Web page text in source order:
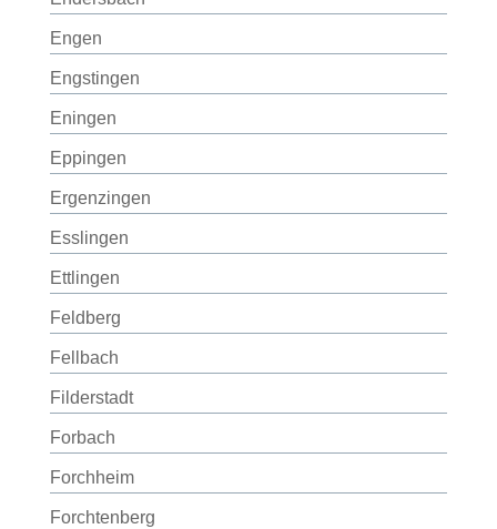
Engen
Engstingen
Eningen
Eppingen
Ergenzingen
Esslingen
Ettlingen
Feldberg
Fellbach
Filderstadt
Forbach
Forchheim
Forchtenberg